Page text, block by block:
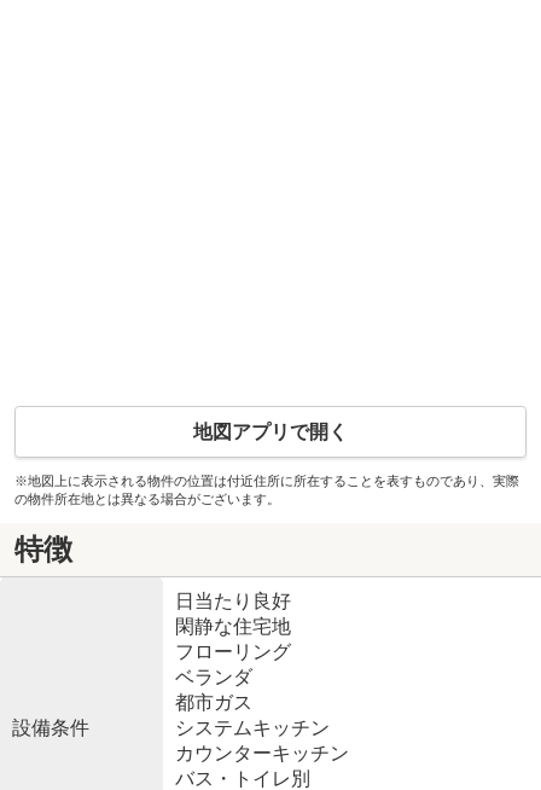
地図アプリで開く
※地図上に表示される物件の位置は付近住所に所在することを表すものであり、実際
の物件所在地とは異なる場合がございます。
特徴
設備条件
日当たり良好
閑静な住宅地
フローリング
ベランダ
都市ガス
システムキッチン
カウンターキッチン
バス・トイレ別